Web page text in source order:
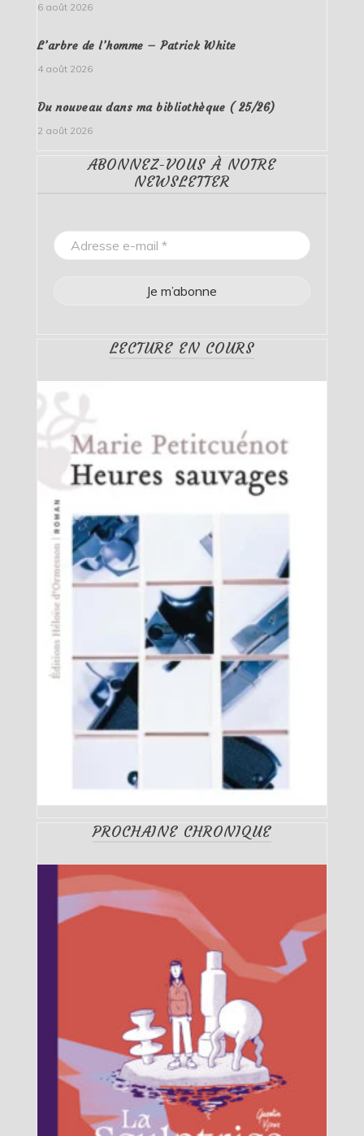
6 août 2026
L’arbre de l’homme – Patrick White
4 août 2026
Du nouveau dans ma bibliothèque ( 25/26)
2 août 2026
ABONNEZ-VOUS À NOTRE
NEWSLETTER
LECTURE EN COURS
PROCHAINE CHRONIQUE